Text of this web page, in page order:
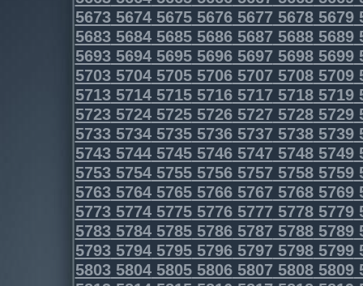
5673567456755676567756785679
5683568456855686568756885689
5693569456955696569756985699
5703570457055706570757085709
5713571457155716571757185719
5723572457255726572757285729
5733573457355736573757385739
5743574457455746574757485749
5753575457555756575757585759
5763576457655766576757685769
5773577457755776577757785779
5783578457855786578757885789
5793579457955796579757985799
5803580458055806580758085809